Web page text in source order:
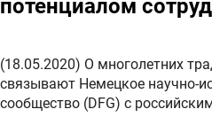
потенциалом
(18.05.2020) О многолетних
связывают Немецкое научно-
сообщество (DFG) с